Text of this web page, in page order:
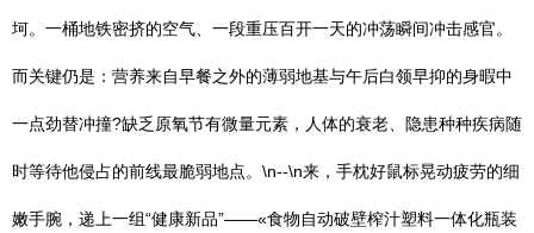
坷。一桶地铁密挤的空气、一段重压百开一天的冲荡瞬间冲击感官。
而关键仍是：营养来自早餐之外的薄弱地基与午后白领早抑的身暇中
一点劲替冲撞?缺乏原氧节有微量元素，人体的衰老、隐患种种疾病随
时等待他侵占的前线最脆弱地点。\n--\n来，手枕好鼠标晃动疲劳的细
嫩手腕，递上一组“健康新品”——«食物自动破壁榨汁塑料一体化瓶装